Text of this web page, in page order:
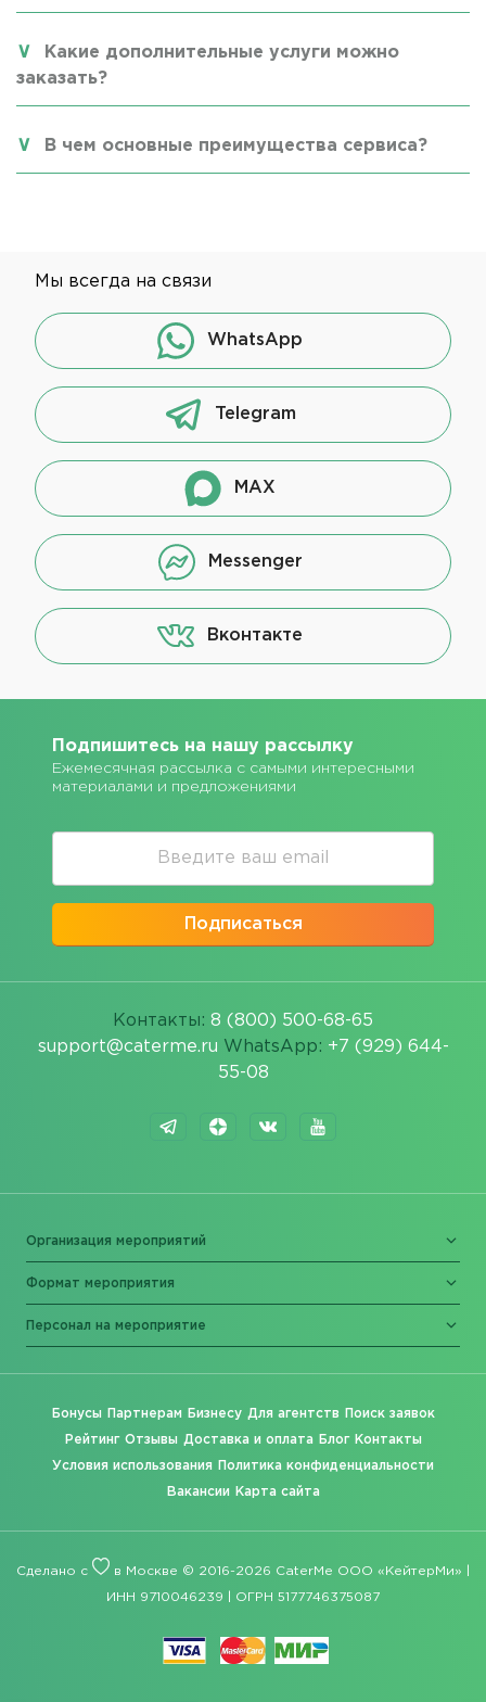
Какие дополнительные услуги можно
заказать?
В чем основные преимущества сервиса?
Мы всегда на связи
WhatsApp
Telegram
MAX
Messenger
Вконтакте
Подпишитесь на нашу рассылку
Ежемесячная рассылка с самыми интересными
материалами и предложениями
Подписаться
Контакты: 8 (800) 500-68-65
support@caterme.ru WhatsApp: +7 (929) 644-
55-08
Организация мероприятий
Формат мероприятия
Персонал на мероприятие
Бонусы Партнерам Бизнесу Для агентств Поиск заявок
Рейтинг Отзывы Доставка и оплата Блог Контакты
Условия использования Политика конфиденциальности
Вакансии Карта сайта
Сделано с в Москве © 2016-2026 CaterMe ООО «КейтерМи» |
ИНН 9710046239 | ОГРН 5177746375087